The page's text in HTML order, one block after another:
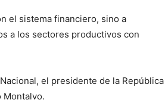
el sistema financiero, sino a
a los sectores productivos con
el presidente de la República
Montalvo.